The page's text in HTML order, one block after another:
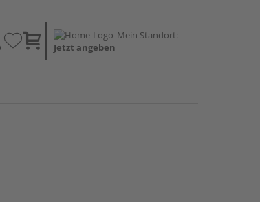
Mein Standort:
Jetzt angeben